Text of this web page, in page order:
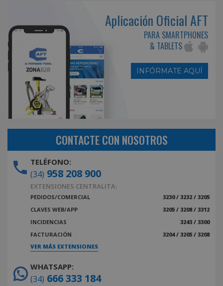
Aplicación Oficial AFT
PARA SMARTPHONES
& TABLETS
INFÓRMATE AQUÍ
CONTACTE CON NOSOTROS
TELÉFONO:
(34) 958 208 900
EXTENSIONES CENTRALITA:
PEDIDOS/COMERCIAL
3230 / 3232 / 3205
CLAVES WEB/APP
3205 / 3208 / 3312
INCIDENCIAS
3243 / 3300
FACTURACIÓN
3204 / 3205 / 3208
VER MÁS EXTENSIONES
WHATSAPP:
(34) 666 333 184